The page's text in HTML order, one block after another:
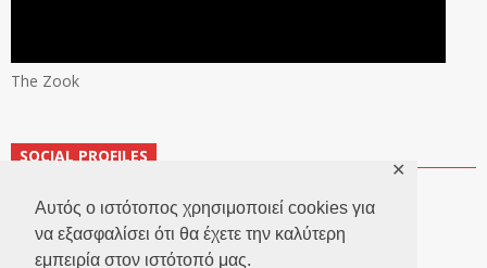
Αυτός ο ιστότοπος χρησιμοποιεί cookies για
να εξασφαλίσει ότι θα έχετε την καλύτερη
εμπειρία στον ιστότοπό μας.
✕
The Zook
SOCIAL PROFILES